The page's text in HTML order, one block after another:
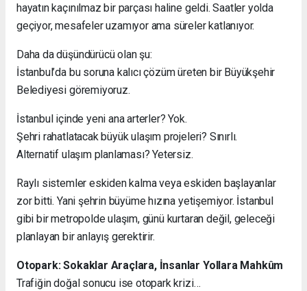
hayatın kaçınılmaz bir parçası haline geldi. Saatler yolda
geçiyor, mesafeler uzamıyor ama süreler katlanıyor.
Daha da düşündürücü olan şu:
İstanbul’da bu soruna kalıcı çözüm üreten bir Büyükşehir
Belediyesi göremiyoruz.
İstanbul içinde yeni ana arterler? Yok.
Şehri rahatlatacak büyük ulaşım projeleri? Sınırlı.
Alternatif ulaşım planlaması? Yetersiz.
Raylı sistemler eskiden kalma veya eskiden başlayanlar
zor bitti. Yani şehrin büyüme hızına yetişemiyor. İstanbul
gibi bir metropolde ulaşım, günü kurtaran değil, geleceği
planlayan bir anlayış gerektirir.
Otopark: Sokaklar Araçlara, İnsanlar Yollara Mahkûm
Trafiğin doğal sonucu ise otopark krizi…